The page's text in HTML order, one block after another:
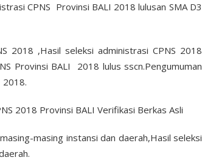
CPNS Provinsi BALI 2018 lulusan SMA D3
2018 ,Hasil seleksi administrasi CPNS 2018
Provinsi BALI 2018 lulus sscn.Pengumuman
2018.
masing instansi dan daerah,Hasil seleksi